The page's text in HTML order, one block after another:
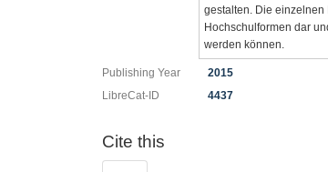
gestalten. Die
Hochschulformen dar
werden können.
Publishing Year
2015
LibreCat-ID
4437
Cite this